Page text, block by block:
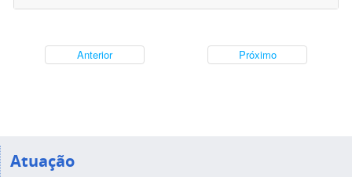
Anterior Próximo
Atuação